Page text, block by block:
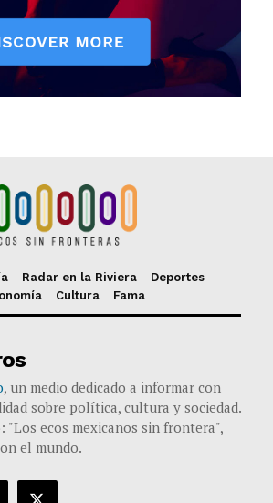
Radar en la Riviera
Deportes
Cultura Fama
, un medio dedicado a informar con
sobre política, cultura y sociedad.
"Los ecos mexicanos sin frontera",
el mundo.